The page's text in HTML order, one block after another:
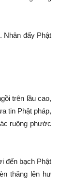
Nhân đấy Phật
trên lầu cao,
tin Phật pháp,
ruộng phước
đến bạch Phật
thăng lên hư